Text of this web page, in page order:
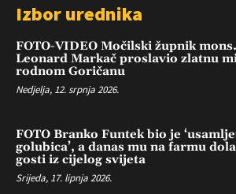
Izbor urednika
FOTO-VIDEO Močilski župnik mons.
Leonard Markač proslavio zlatnu
rodnom Goričanu
Nedjelja, 12. srpnja 2026.
FOTO Branko Funtek bio je
golubica’, a danas mu na farmu
gosti iz cijelog svijeta
Srijeda, 17. lipnja 2026.